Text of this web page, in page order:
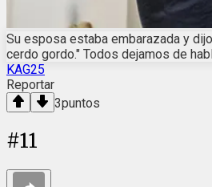
Su esposa estaba embarazada y
cerdo gordo." Todos dejamos de
KAG25
Reportar
3puntos
#11